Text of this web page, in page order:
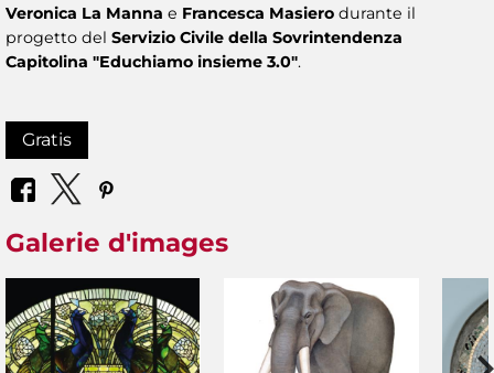
Veronica La Manna e Francesca Masiero durante il
progetto del Servizio Civile della Sovrintendenza
Capitolina "Educhiamo insieme 3.0".
Gratis
Galerie d'images